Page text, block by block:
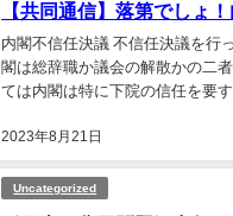
【共同通信】落第でしょ
2023年8月21日
内閣不信任決議 不信任決議を行
閣は総辞職か議会の解散かの二
ては内閣は特に下院の信任を要
Uncategorized